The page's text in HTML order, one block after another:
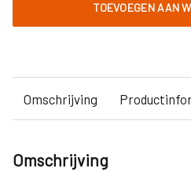
TOEVOEGEN AAN
Omschrijving
Omschrijving